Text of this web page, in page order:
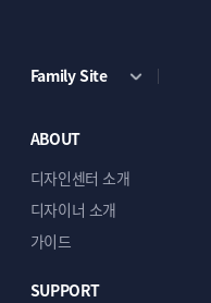
Family Site
ABOUT
디자인센터 소개
디자이너 소개
가이드
SUPPORT